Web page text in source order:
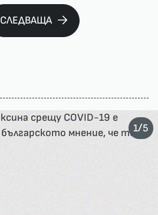
СЛЕДВАЩА
1/5